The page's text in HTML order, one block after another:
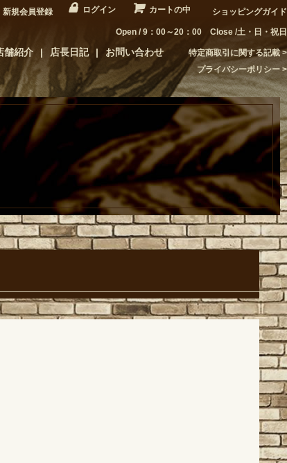
新規会員登録 ログイン カートの中 ショッピングガイド
Open / 9：00～20：00 Close /土・日・祝日
舗紹介 店長日記 お問い合わせ
特定商取引に関する記載
プライバシーポリシー